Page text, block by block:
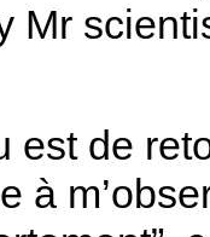
Mr
est de
à